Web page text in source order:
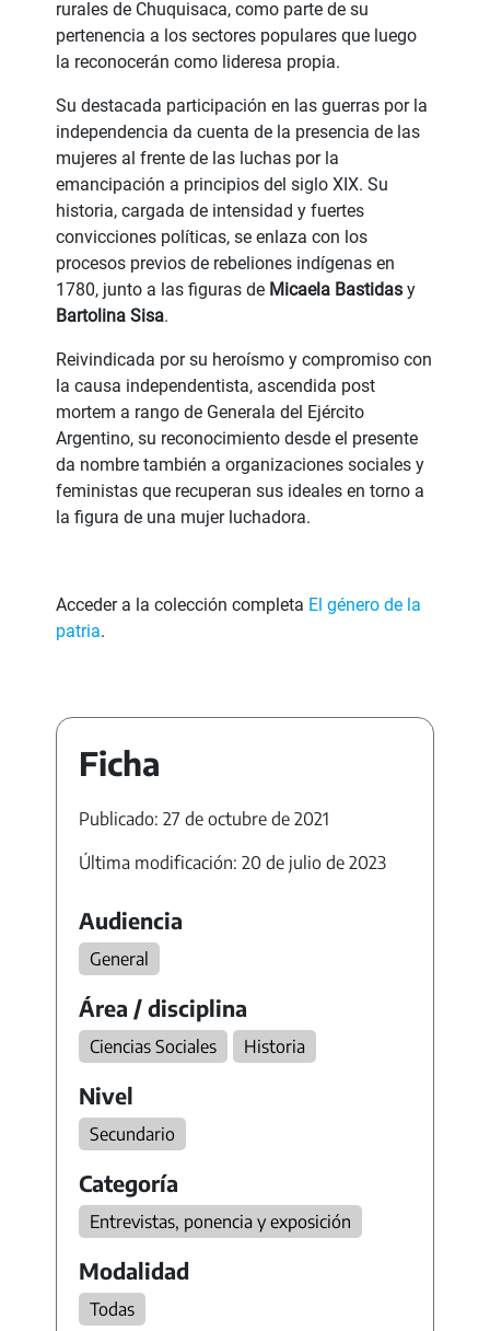
rurales de Chuquisaca, como parte de su
pertenencia a los sectores populares que luego
la reconocerán como lideresa propia.
Su destacada participación en las guerras por la
independencia da cuenta de la presencia de las
mujeres al frente de las luchas por la
emancipación a principios del siglo XIX. Su
historia, cargada de intensidad y fuertes
convicciones políticas, se enlaza con los
procesos previos de rebeliones indígenas en
1780, junto a las figuras de Micaela Bastidasy
Bartolina Sisa.
Reivindicada por su heroísmo y compromiso con
la causa independentista, ascendida post
mortem a rango de Generala del Ejército
Argentino, su reconocimiento desde el presente
da nombre también a organizaciones sociales y
feministas que recuperan sus ideales en torno a
la figura de una mujer luchadora.
Acceder a la colección completa El género de la
patria.
Ficha
Publicado: 27 de octubre de 2021
Última modificación: 20 de julio de 2023
Audiencia
General
Área / disciplina
Ciencias Sociales Historia
Nivel
Secundario
Categoría
Entrevistas, ponencia y exposición
Modalidad
Todas